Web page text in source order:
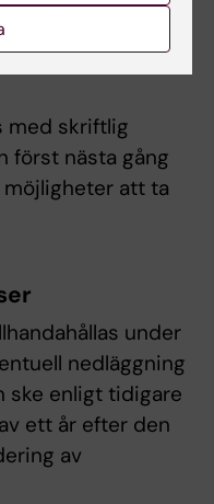
med
och en
med skriftlig
först nästa gång
att ta
under
nedläggning
ske enligt tidigare
ett år efter den
av